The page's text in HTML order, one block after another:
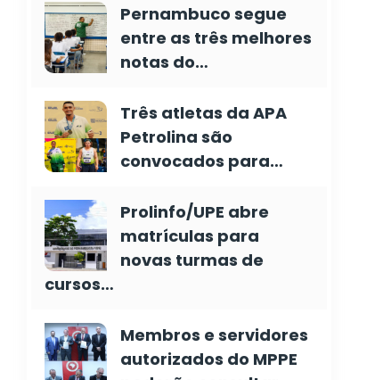
Pernambuco segue
entre as três melhores
notas do…
Três atletas da APA
Petrolina são
convocados para…
Prolinfo/UPE abre
matrículas para
novas turmas de
cursos…
Membros e servidores
autorizados do MPPE